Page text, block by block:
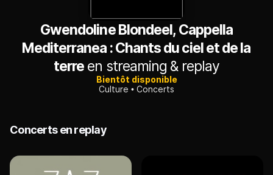
Gwendoline Blondeel, Cappella
Mediterranea : Chants du ciel et de la
terre en streaming & replay
Bientôt disponible
Culture
Concerts
Concerts en replay